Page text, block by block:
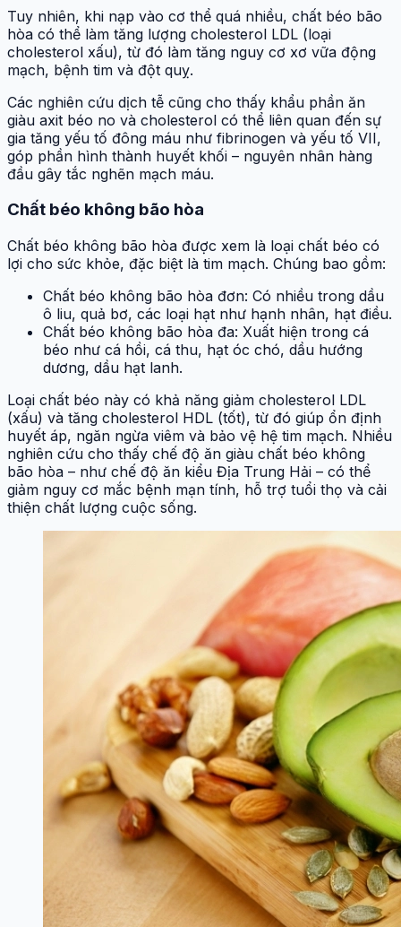
Tuy nhiên, khi nạp vào cơ thể quá nhiều, chất béo bão
hòa có thể làm tăng lượng cholesterol LDL (loại
cholesterol xấu), từ đó làm tăng nguy cơ xơ vữa động
mạch, bệnh tim và đột quỵ.
Các nghiên cứu dịch tễ cũng cho thấy khẩu phần ăn
giàu axit béo no và cholesterol có thể liên quan đến sự
gia tăng yếu tố đông máu như fibrinogen và yếu tố VII,
góp phần hình thành huyết khối – nguyên nhân hàng
đầu gây tắc nghẽn mạch máu.
Chất béo không bão hòa
Chất béo không bão hòa được xem là loại chất béo có
lợi cho sức khỏe, đặc biệt là tim mạch. Chúng bao gồm:
Chất béo không bão hòa đơn: Có nhiều trong dầu
ô liu, quả bơ, các loại hạt như hạnh nhân, hạt điều.
Chất béo không bão hòa đa: Xuất hiện trong cá
béo như cá hồi, cá thu, hạt óc chó, dầu hướng
dương, dầu hạt lanh.
Loại chất béo này có khả năng giảm cholesterol LDL
(xấu) và tăng cholesterol HDL (tốt), từ đó giúp ổn định
huyết áp, ngăn ngừa viêm và bảo vệ hệ tim mạch. Nhiều
nghiên cứu cho thấy chế độ ăn giàu chất béo không
bão hòa – như chế độ ăn kiểu Địa Trung Hải – có thể
giảm nguy cơ mắc bệnh mạn tính, hỗ trợ tuổi thọ và cải
thiện chất lượng cuộc sống.